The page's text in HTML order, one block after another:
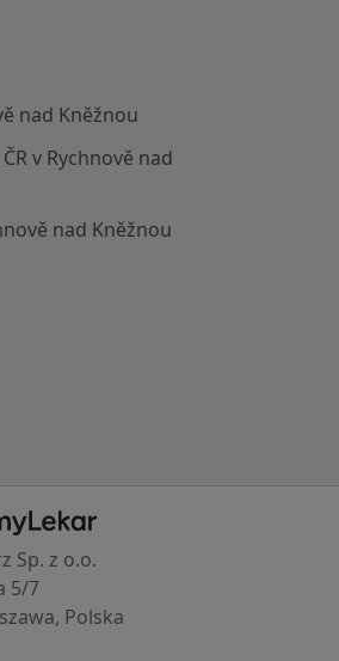
nad Kněžnou
v Rychnově nad
nad Kněžnou
stránka
Sp. z o.o.
5/7
Polska